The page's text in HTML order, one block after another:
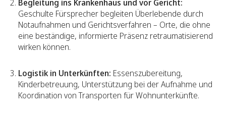
Begleitung ins Krankenhaus und vor Gericht:
Geschulte Fürsprecher begleiten Überlebende durch
Notaufnahmen und Gerichtsverfahren – Orte, die ohne
eine beständige, informierte Präsenz retraumatisierend
wirken können.
Logistik in Unterkünften: Essenszubereitung,
Kinderbetreuung, Unterstützung bei der Aufnahme und
Koordination von Transporten für Wohnunterkünfte.